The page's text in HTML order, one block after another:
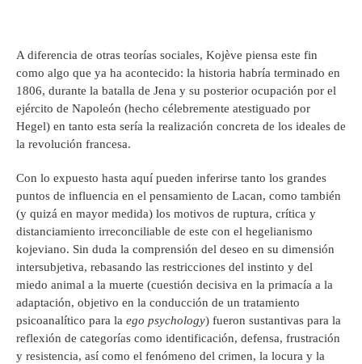
A diferencia de otras teorías sociales, Kojève piensa este fin
como algo que ya ha acontecido: la historia habría terminado en
1806, durante la batalla de Jena y su posterior ocupación por el
ejército de Napoleón (hecho célebremente atestiguado por
Hegel) en tanto esta sería la realización concreta de los ideales de
la revolución francesa.
Con lo expuesto hasta aquí pueden inferirse tanto los grandes
puntos de influencia en el pensamiento de Lacan, como también
(y quizá en mayor medida) los motivos de ruptura, crítica y
distanciamiento irreconciliable de este con el hegelianismo
kojeviano. Sin duda la comprensión del deseo en su dimensión
intersubjetiva, rebasando las restricciones del instinto y del
miedo animal a la muerte (cuestión decisiva en la primacía a la
adaptación, objetivo en la conducción de un tratamiento
psicoanalítico para la ego psychology) fueron sustantivas para la
reflexión de categorías como identificación, defensa, frustración
y resistencia, así como el fenómeno del crimen, la locura y la